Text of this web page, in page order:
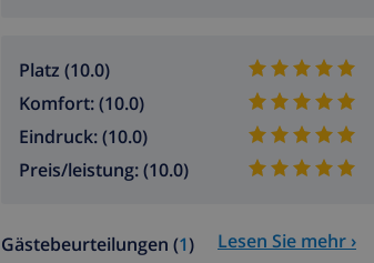
Platz (10.0)
Komfort: (10.0)
Eindruck: (10.0)
Preis/leistung: (10.0)
Gästebeurteilungen (1) Lesen Sie mehr ›